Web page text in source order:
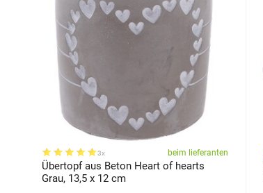
3x beim lieferanten
Übertopf aus Beton Heart of hearts
Grau, 13,5 x 12 cm